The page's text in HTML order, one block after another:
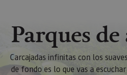
Parques
Carcajadas infinitas con los
de fondo es lo que vas a